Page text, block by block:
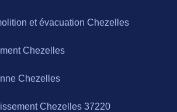
et évacuation Chezelles
Chezelles
Chezelles
Chezelles 37220